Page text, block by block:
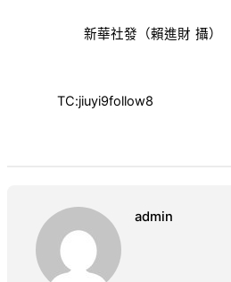
新華社發（賴進財 攝）
TC:jiuyi9follow8
admin